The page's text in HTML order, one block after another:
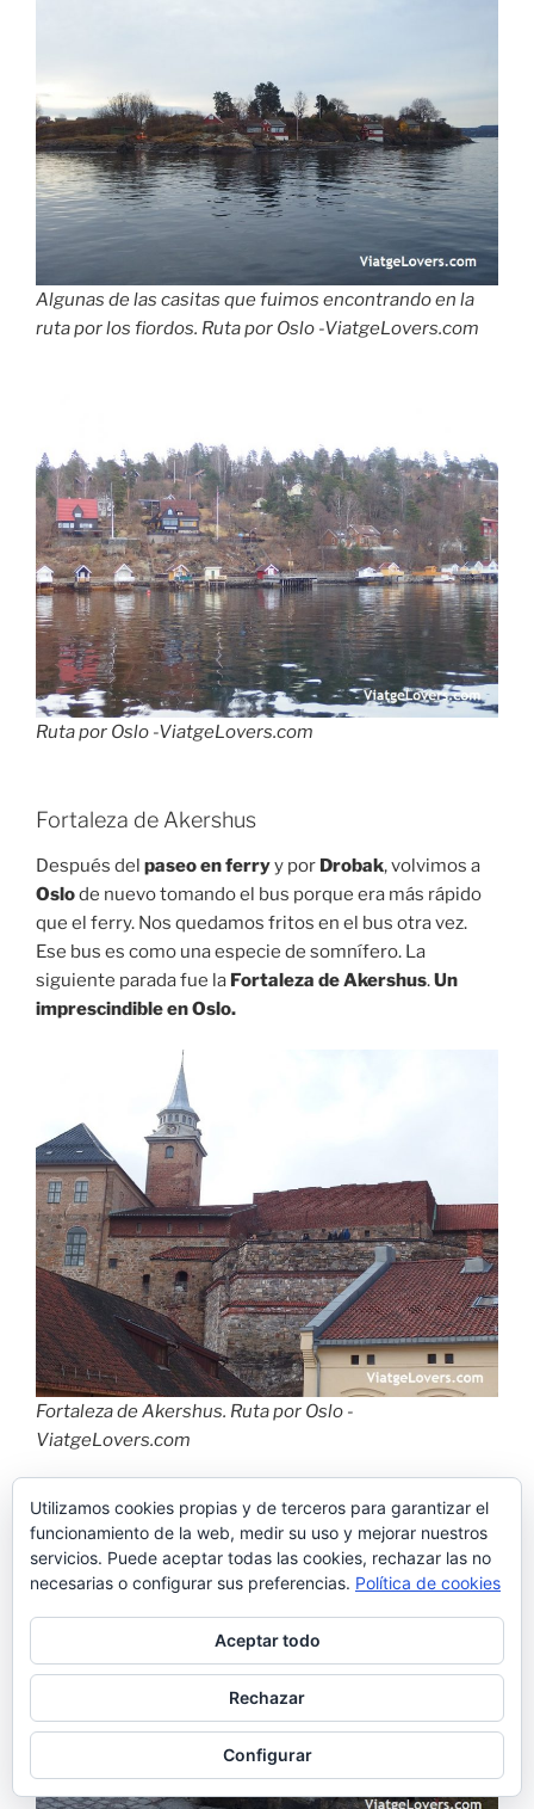
Algunas de las casitas que fuimos encontrando en la
ruta por los fiordos. Ruta por Oslo -ViatgeLovers.com
Ruta por Oslo -ViatgeLovers.com
Fortaleza de Akershus
Después del paseo en ferryy por Drobak, volvimos a
Oslode nuevo tomando el bus porque era más rápido
que el ferry. Nos quedamos fritos en el bus otra vez.
Ese bus es como una especie de somnífero. La
siguiente parada fue la Fortaleza de Akershus.Un
imprescindible en Oslo.
Fortaleza de Akershus. Ruta por Oslo -
ViatgeLovers.com
Utilizamos cookies propias y de terceros para garantizar el
funcionamiento de la web, medir su uso y mejorar nuestros
servicios. Puede aceptar todas las cookies, rechazar las no
necesarias o configurar sus preferencias. Política de cookies
Aceptar todo
Rechazar
Configurar